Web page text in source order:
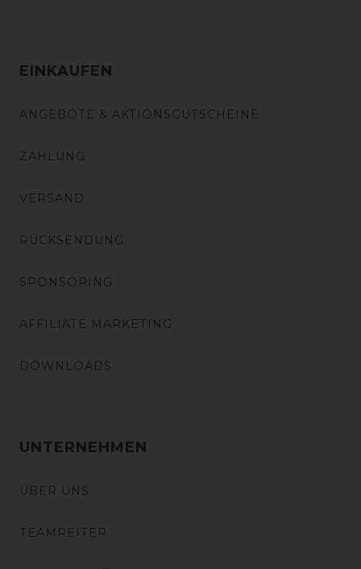
EINKAUFEN
ANGEBOTE & AKTIONSGUTSCHEINE
ZAHLUNG
VERSAND
RÜCKSENDUNG
SPONSORING
AFFILIATE MARKETING
DOWNLOADS
UNTERNEHMEN
ÜBER UNS
TEAMREITER